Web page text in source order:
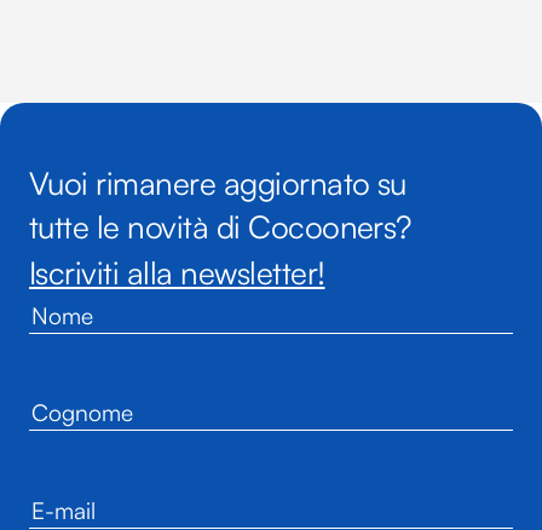
Vuoi rimanere aggiornato su
tutte le novità di Cocooners?
Iscriviti alla newsletter!